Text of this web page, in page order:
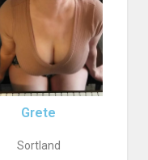
Grete
Sortland